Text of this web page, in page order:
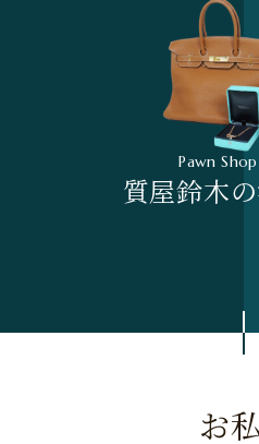
Pawn
質屋鈴木